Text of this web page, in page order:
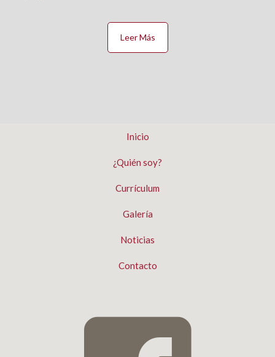
Leer Más
Inicio
¿Quién soy?
Currículum
Galería
Noticias
Contacto